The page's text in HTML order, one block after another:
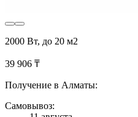
2000 Вт, до 20 м2
39 906 ₸
Получение в Алматы:
Самовывоз: